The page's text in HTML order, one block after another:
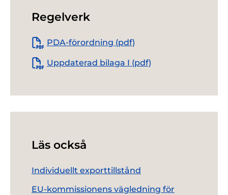
Regelverk
PDA-förordning (pdf)
Uppdaterad bilaga I (pdf)
Läs också
Individuellt exporttillstånd
EU-kommissionens vägledning för